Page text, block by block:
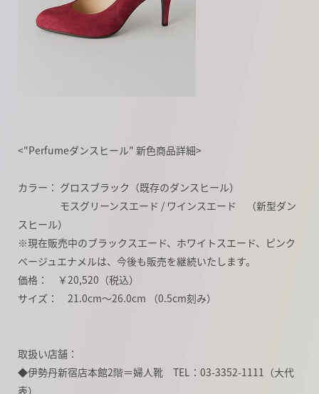
<"Perfumeダンスヒール" 新色商品詳細>
カラー： グロスブラック（既存のダンスヒール）
モスグリーンスエード / ワインスエード （新型ダン
スヒール）
※現在販売中のブラックスエード、ホワイトスエード、ピンク
ベージュエナメルは、今後も販売を継続いたします。
価格： ￥20,520（税込）
サイズ： 21.0cm～26.0cm （0.5cm刻み）
取扱い店舗：
◆伊勢丹新宿店本館2階＝婦人靴 TEL：03-3352-1111（大代
表）